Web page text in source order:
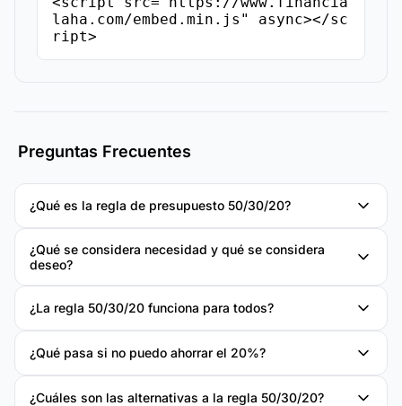
laha.com/embed.min.js" async></sc
ript>
Preguntas Frecuentes
¿Qué es la regla de presupuesto 50/30/20?
¿Qué se considera necesidad y qué se considera
deseo?
¿La regla 50/30/20 funciona para todos?
¿Qué pasa si no puedo ahorrar el 20%?
¿Cuáles son las alternativas a la regla 50/30/20?